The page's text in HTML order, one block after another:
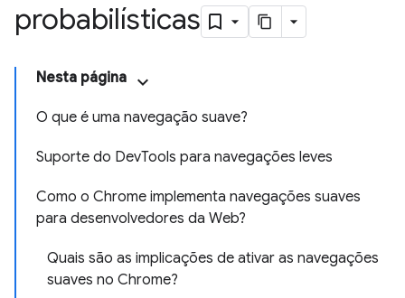
probabilísticas
Nesta página
O que é uma navegação suave?
Suporte do DevTools para navegações leves
Como o Chrome implementa navegações suaves
para desenvolvedores da Web?
Quais são as implicações de ativar as navegações
suaves no Chrome?